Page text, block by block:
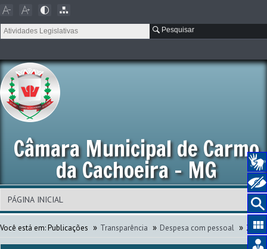
Pesquisar
Câmara Municipal de Carmo
da Cachoeira - MG
Você está em:Publicações » Transparência » Despesa com pessoal » 2019